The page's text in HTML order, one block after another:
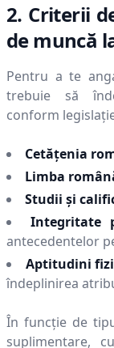
2. Criterii
de muncă
Pentru a te
trebuie să
conform
Cetățenia
Limba
Studii și
Integritate
antecedentelor
Aptitudini
îndeplinirea
În funcție de
suplimentare,